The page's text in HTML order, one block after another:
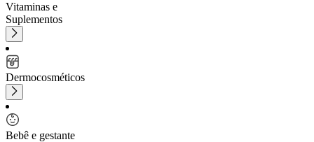
Vitaminas e
Suplementos
Dermocosméticos
Bebê e gestante